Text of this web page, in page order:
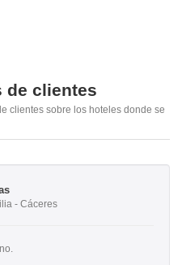
de clientes
clientes sobre los hoteles donde se
- Cáceres